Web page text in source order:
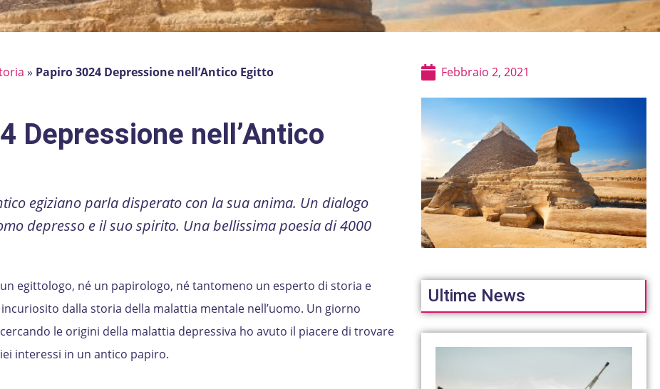
» Papiro 3024 Depressione nell’Antico Egitto
Depressione nell’Antico
egiziano parla disperato con la sua anima. Un dialogo
depresso e il suo spirito. Una bellissima poesia di 4000
egittologo, né un papirologo, né tantomeno un esperto di storia e
dalla storia della malattia mentale nell’uomo. Un giorno
le origini della malattia depressiva ho avuto il piacere di trovare
interessi in un antico papiro.
Febbraio 2, 2021
Ultime News